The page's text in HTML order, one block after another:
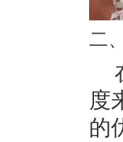
二
度
的